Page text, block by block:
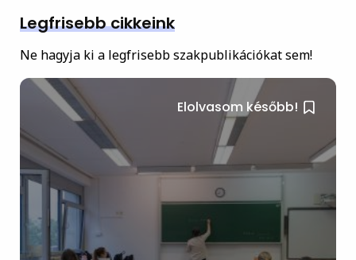
Legfrisebb cikkeink
Ne hagyja ki a legfrisebb szakpublikációkat sem!
Elolvasom később!